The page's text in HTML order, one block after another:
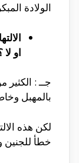
الولادة
او لا
جــ : الكثير
بالمهبل
لكن هذه
خطأ للجنين